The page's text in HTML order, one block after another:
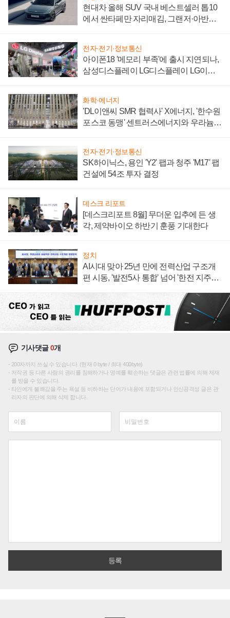
현대차 올해 SUV 국내 베스트셀러 톱10
에서 싼타페만 자리매김, 그랜저·아반떼
전자·전기·정보통신
아이폰18 '메모리 부족'에 출시 지연되나,
삼성디스플레이 LG디스플레이 LG이노
화학·에너지
'DL이앤씨 SMR 협력사' X에너지, '한수원
포스코 동맹' 센트러스에너지와 우라늄
전자·전기·정보통신
SK하이닉스, 용인 'Y2' 팹과 청주 'M17' 팹
건설에 54조 투자 결정
데스크 리포트
[데스크리포트 8월] 무더운 입추에 든 생
각, 제약바이오 하반기 훈풍 기대한다
정치
AI시대 맞아 25년 만에 전력산업 구조개
편 시동, '발전5사 통합' 넘어 '한전 지주사'
기사댓글0개
200자까지 쓰실 수 있습니다. (현재 0 byte / 최대 400byte)
저작권 등 다른 사람의 권리를 침해하거나 명예를 훼손하는 댓글은 관련 법률에 의해 제재
를 받을 수 있습니다.
타인에게 불쾌감을 주는 욕설 등 비하하는 단어가 내용에 포함되거나 인신공격성 글은 관
리자의 판단에 의해 삭제 합니다.